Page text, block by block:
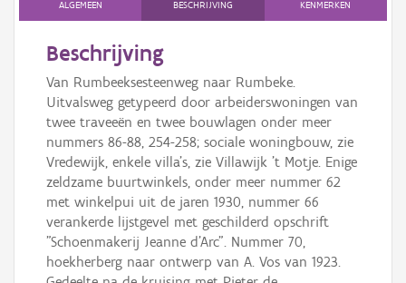
AanmeldenALGEMEEN BESCHRIJVING KENMERKEN
Beschrijving
Van Rumbeeksesteenweg naar Rumbeke.
Uitvalsweg getypeerd door arbeiderswoningen van
twee traveeën en twee bouwlagen onder meer
nummers 86-88, 254-258; sociale woningbouw, zie
Vredewijk, enkele villa's, zie Villawijk 't Motje. Enige
zeldzame buurtwinkels, onder meer nummer 62
met winkelpui uit de jaren 1930, nummer 66
verankerde lijstgevel met geschilderd opschrift
"Schoenmakerij Jeanne d'Arc". Nummer 70,
hoekherberg naar ontwerp van A. Vos van 1923.